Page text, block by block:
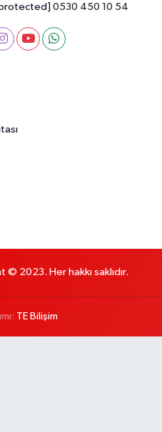
0530 450 10 54
© 2023. Her hakkı saklıdır.
TE Bilişim